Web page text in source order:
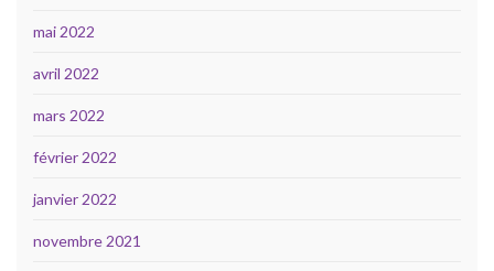
mai 2022
avril 2022
mars 2022
février 2022
janvier 2022
novembre 2021